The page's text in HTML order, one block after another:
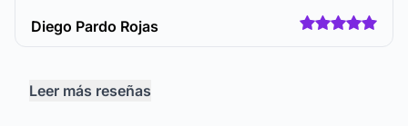
Diego Pardo Rojas
Leer más reseñas